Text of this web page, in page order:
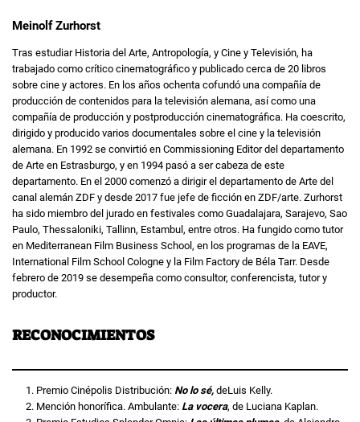
Meinolf Zurhorst
Tras estudiar Historia del Arte, Antropología, y Cine y Televisión, ha
trabajado como crítico cinematográfico y publicado cerca de 20 libros
sobre cine y actores. En los años ochenta cofundó una compañía de
producción de contenidos para la televisión alemana, así como una
compañía de producción y postproducción cinematográfica. Ha coescrito,
dirigido y producido varios documentales sobre el cine y la televisión
alemana. En 1992 se convirtió en Commissioning Editor del departamento
de Arte en Estrasburgo, y en 1994 pasó a ser cabeza de este
departamento. En el 2000 comenzó a dirigir el departamento de Arte del
canal alemán ZDF y desde 2017 fue jefe de ficción en ZDF/arte. Zurhorst
ha sido miembro del jurado en festivales como Guadalajara, Sarajevo, Sao
Paulo, Thessaloniki, Tallinn, Estambul, entre otros. Ha fungido como tutor
en Mediterranean Film Business School, en los programas de la EAVE,
International Film School Cologne y la Film Factory de Béla Tarr. Desde
febrero de 2019 se desempeña como consultor, conferencista, tutor y
productor.
RECONOCIMIENTOS
Premio Cinépolis Distribución: No lo sé, deLuis Kelly.
Mención honorífica. Ambulante: La vocera, de Luciana Kaplan.